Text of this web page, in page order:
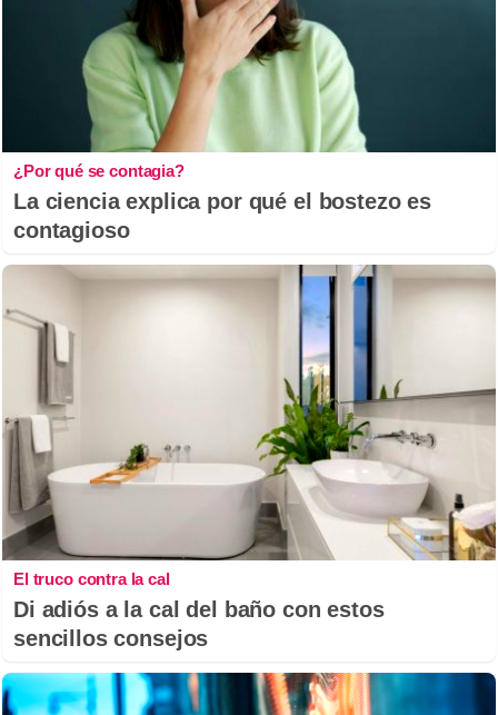
¿Por qué se contagia?
La ciencia explica por qué el bostezo es
contagioso
El truco contra la cal
Di adiós a la cal del baño con estos
sencillos consejos